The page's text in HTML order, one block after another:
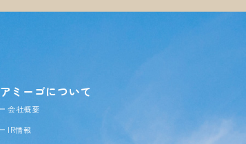
アミーゴについて
会社概要
IR情報